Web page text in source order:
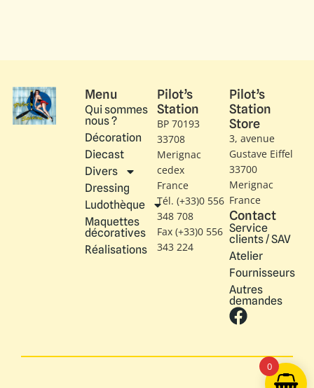
Menu
Qui sommes
nous ?
Décoration
Diecast
Divers
Dressing
Ludothèque
Maquettes
décoratives
Réalisations
Pilot’s
Station
BP 70193
33708
Merignac
cedex
France
Tél. (+33)0 556
348 708
Fax (+33)0 556
343 224
Pilot’s
Station
Store
3, avenue
Gustave Eiffel​
33700
Merignac
France
Contact
Service
clients / SAV
Atelier
Fournisseurs
Autres
demandes
0